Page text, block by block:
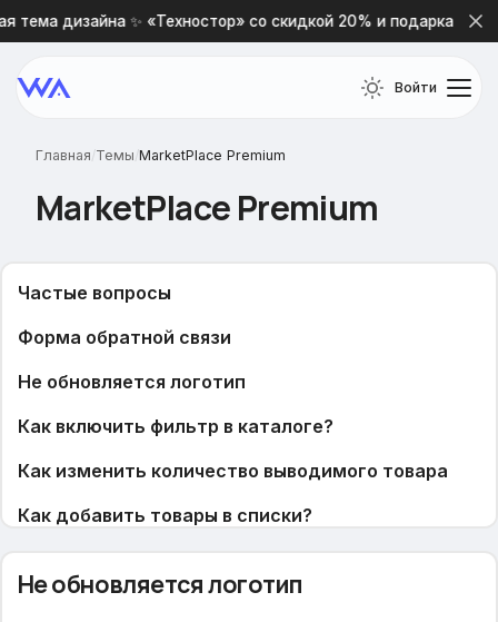
тема дизайна ✨ «Техностор» со скидкой 20% и подарками 🎁
Войти
Главная/Темы/MarketPlace Premium
MarketPlace Premium
Частые вопросы
Форма обратной связи
Не обновляется логотип
Как включить фильтр в каталоге?
Как изменить количество выводимого товара
Как добавить товары в списки?
Не обновляется логотип